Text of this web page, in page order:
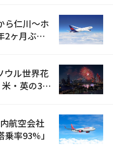
ら仁川〜ホ
2ヶ月ぶり
ウル世界花
・英の3カ
航空会社
率93%」